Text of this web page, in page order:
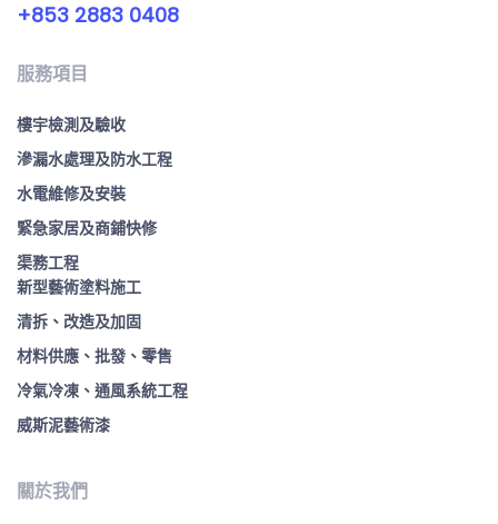
+853 2883 0408
服務項目
樓宇檢測及驗收
滲漏水處理及防水工程
水電維修及安裝
緊急家居及商鋪快修
渠務工程
新型藝術塗料施工
清拆、改造及加固
材料供應、批發、零售
冷氣冷凍、通風系統工程
威斯泥藝術漆
關於我們